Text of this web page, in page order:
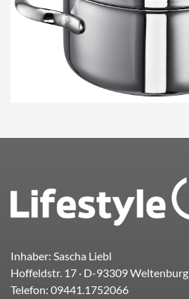
Inhaber: Sascha Liebl
Hoffeldstr. 17 · D-93309Weltenburg
Telefon: 09441.1752066